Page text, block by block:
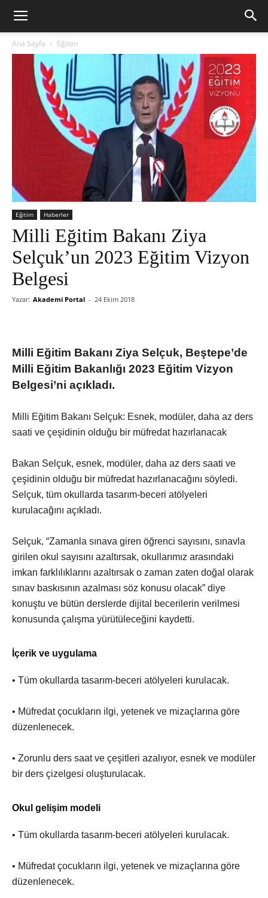
Ana Sayfa Eğitim
Eğitim Haberler
Milli Eğitim Bakanı Ziya
Selçuk’un 2023 Eğitim Vizyon
Belgesi
Yazar: Akademi Portal - 24 Ekim 2018
Milli Eğitim Bakanı Ziya Selçuk, Beştepe’de
Milli Eğitim Bakanlığı 2023 Eğitim Vizyon
Belgesi’ni açıkladı.
Milli Eğitim Bakanı Selçuk: Esnek, modüler, daha az ders
saati ve çeşidinin olduğu bir müfredat hazırlanacak
Bakan Selçuk, esnek, modüler, daha az ders saati ve
çeşidinin olduğu bir müfredat hazırlanacağını söyledi.
Selçuk, tüm okullarda tasarım-beceri atölyeleri
kurulacağını açıkladı.
Selçuk, “Zamanla sınava giren öğrenci sayısını, sınavla
girilen okul sayısını azaltırsak, okullarımız arasındaki
imkan farklılıklarını azaltırsak o zaman zaten doğal olarak
sınav baskısının azalması söz konusu olacak” diye
konuştu ve bütün derslerde dijital becerilerin verilmesi
konusunda çalışma yürütüleceğini kaydetti.
İçerik ve uygulama
• Tüm okullarda tasarım-beceri atölyeleri kurulacak.
• Müfredat çocukların ilgi, yetenek ve mizaçlarına göre
düzenlenecek.
• Zorunlu ders saat ve çeşitleri azalıyor, esnek ve modüler
bir ders çizelgesi oluşturulacak.
Okul gelişim modeli
• Tüm okullarda tasarım-beceri atölyeleri kurulacak.
• Müfredat çocukların ilgi, yetenek ve mizaçlarına göre
düzenlenecek.